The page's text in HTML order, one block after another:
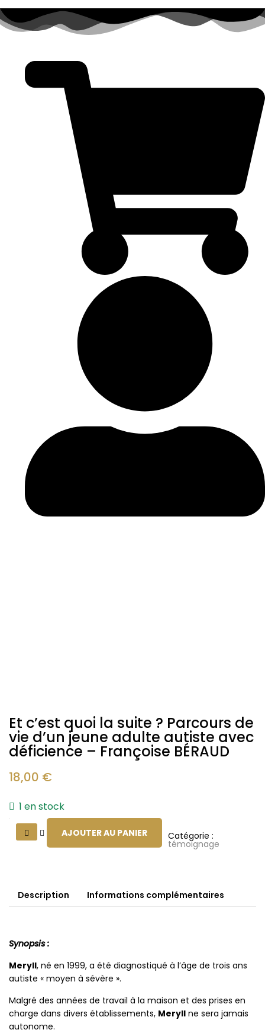
Et c’est quoi la suite ? Parcours de
vie d’un jeune adulte autiste avec
déficience – Françoise BÉRAUD
18,00 €
1 en stock
AJOUTER AU PANIER Catégorie :
témoignage
Description Informations complémentaires
Synopsis :
Meryll, né en 1999, a été diagnostiqué à l’âge de trois ans
autiste « moyen à sévère ».
Malgré des années de travail à la maison et des prises en
charge dans divers établissements, Meryll ne sera jamais
autonome.